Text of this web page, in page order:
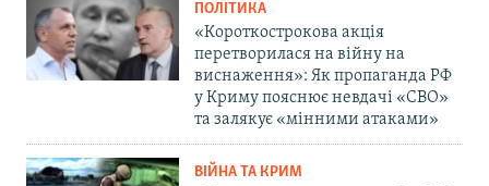
ПОЛІТИКА
«Короткострокова акція
перетворилася на війну на
виснаження»: Як пропаганда РФ
у Криму пояснює невдачі «СВО»
та залякує «мінними атаками»
ВІЙНА ТА КРИМ